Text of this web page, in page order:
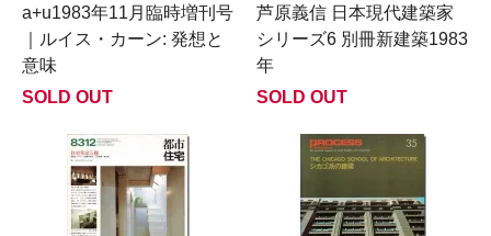
a+u1983年11月臨時増刊号
｜ルイス・カーン: 発想と
意味
SOLD OUT
芦原義信 日本現代建築家
シリーズ6 別冊新建築1983
年
SOLD OUT